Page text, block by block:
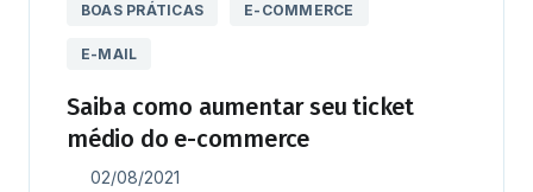
BOAS PRÁTICAS E-COMMERCE
E-MAIL
Saiba como aumentar seu ticket
médio do e-commerce
02/08/2021